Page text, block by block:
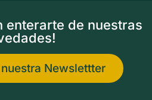
enterarte de nuestras
Newslettter